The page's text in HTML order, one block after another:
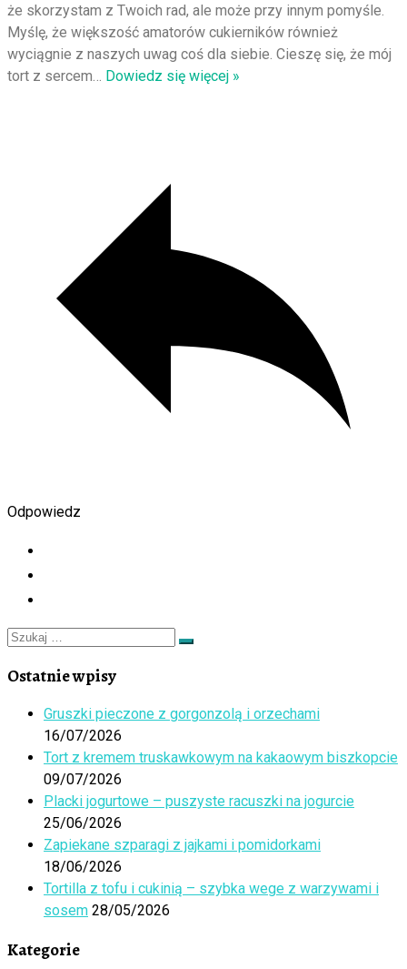
że skorzystam z Twoich rad, ale może przy innym pomyśle.
Myślę, że większość amatorów cukierników również
wyciągnie z naszych uwag coś dla siebie. Cieszę się, że mój
tort z sercem… Dowiedz się więcej »
Odpowiedz
Szukaj
Szukaj
Ostatnie wpisy
Gruszki pieczone z gorgonzolą i orzechami
16/07/2026
Tort z kremem truskawkowym na kakaowym biszkopcie
09/07/2026
Placki jogurtowe – puszyste racuszki na jogurcie
25/06/2026
Zapiekane szparagi z jajkami i pomidorkami
18/06/2026
Tortilla z tofu i cukinią – szybka wege z warzywami i
sosem 28/05/2026
Kategorie